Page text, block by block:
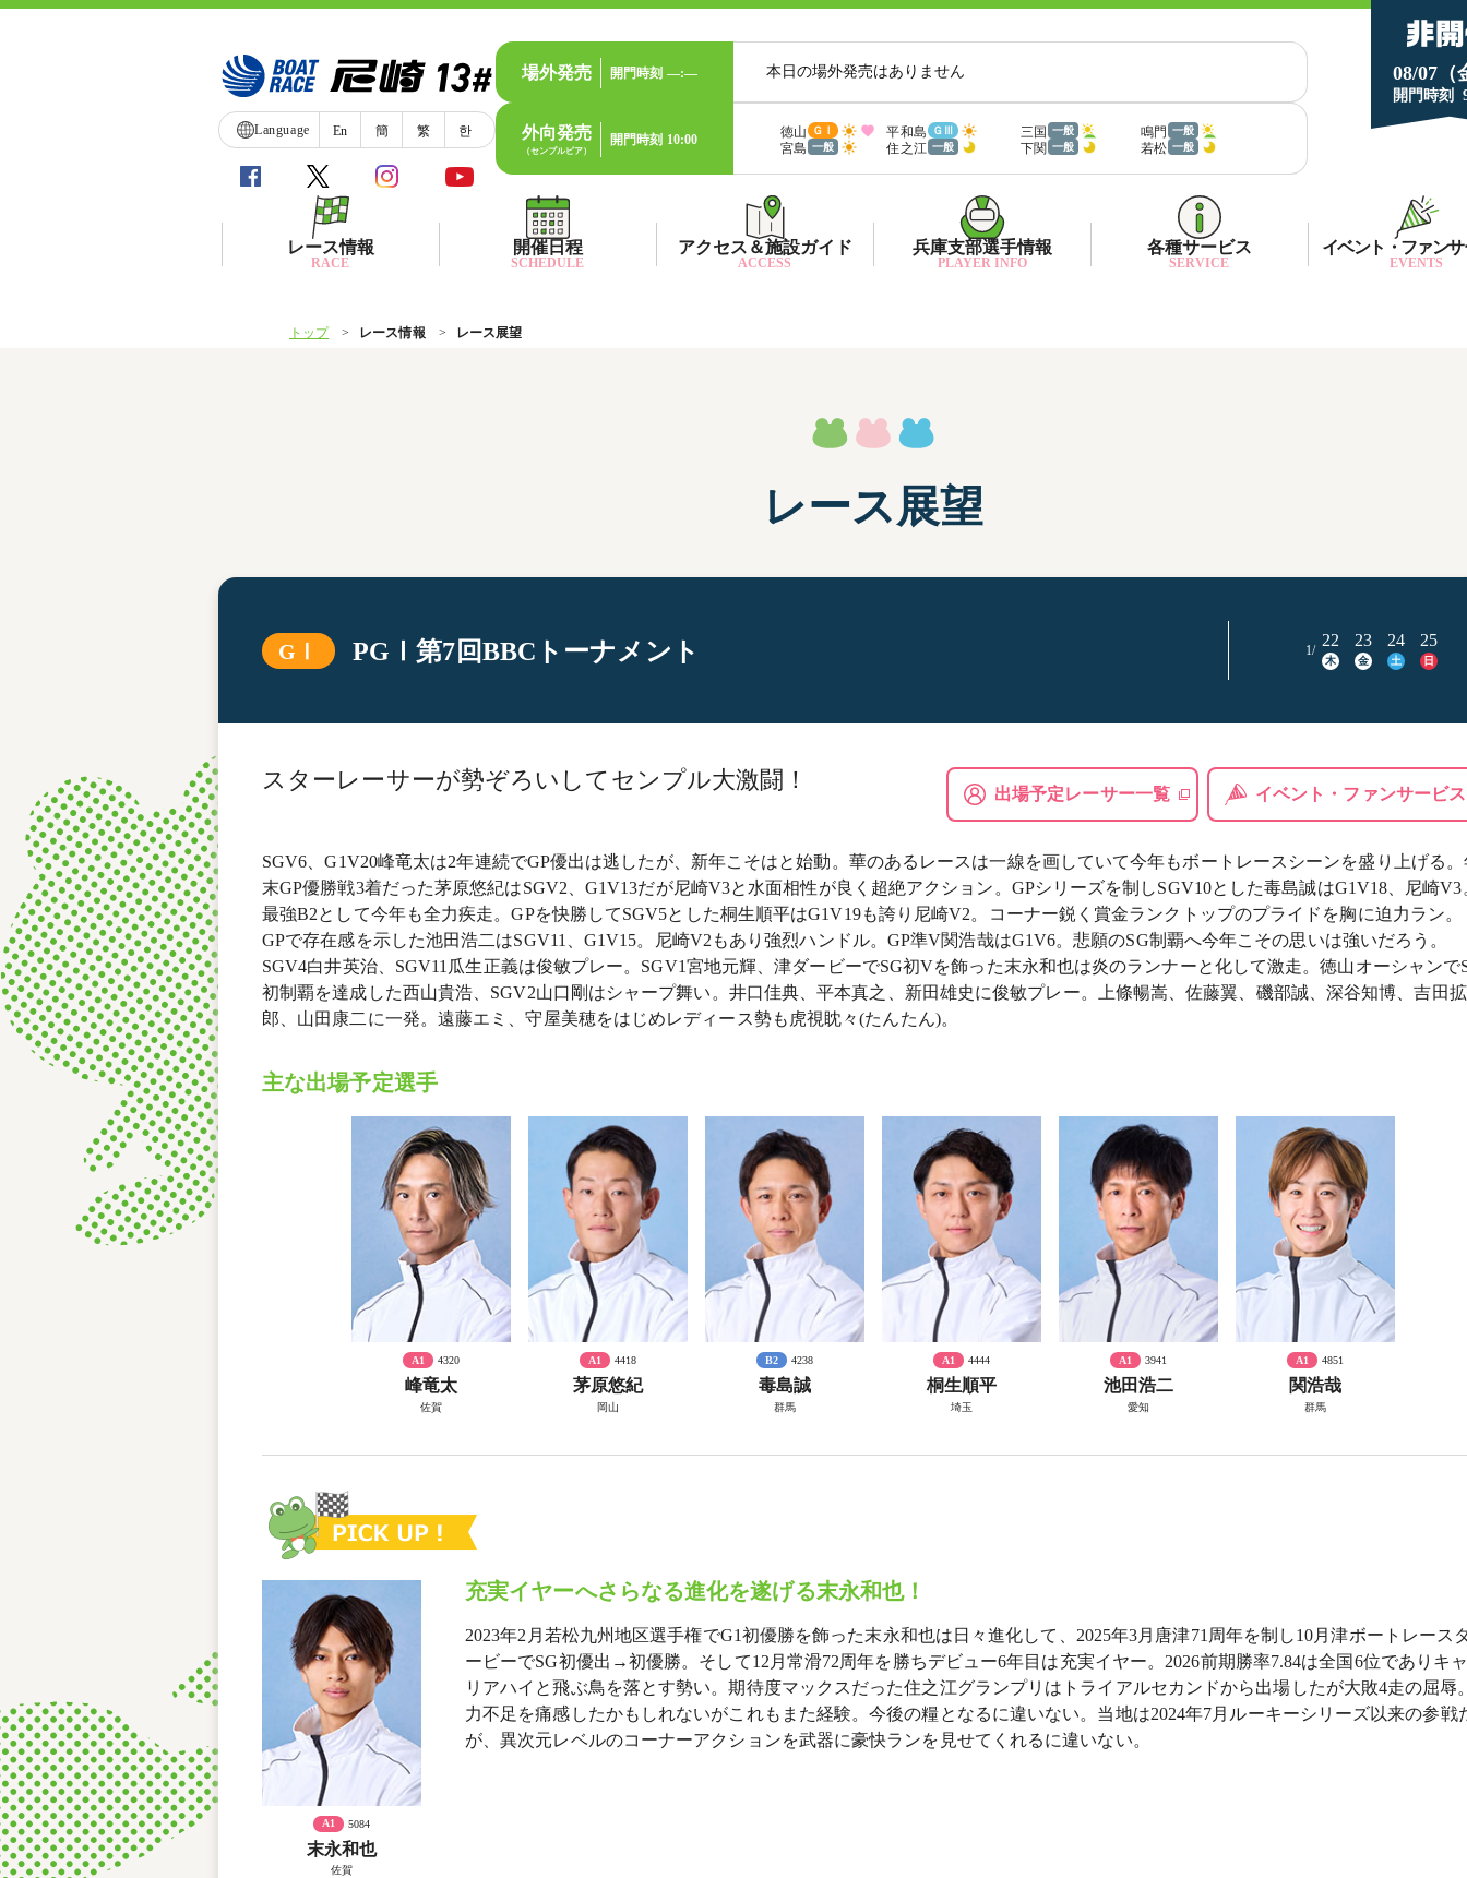
08/07（
開門時刻
Language En 簡 繁 한
場外発売 開門時刻 —:— 本日の場外発売はありません
外向発売
（センプルピア）
開門時刻 10:00 徳山 ＧⅠ 平和島 ＧⅢ 三国 一般 鳴門 一般
宮島 一般 住之江 一般 下関 一般 若松 一般
レース情報
RACE
前検タイムランキング
選手検索
開催日程
SCHEDULE
アクセス＆施設ガイド
ACCESS
ファン送迎バス時刻表
兵庫支部選手情報
PLAYER INFO
兵庫支部選手優勝実績
兵庫支部選手プロフィール一覧
各種サービス
SERVICE
ボートレース尼崎公式SNS
場内販売グッズ及び
紹介コーナー
イベント・ファン
EVENTS
トップ レース情報 レース展望
レース展望
GⅠ PGⅠ第7回BBCトーナメント 1/
22
木
23
金
24
土
25
日
スターレーサーが勢ぞろいしてセンプル大激闘！
出場予定レーサー一覧 イベント・ファンサービス
SGV6、G1V20峰竜太は2年連続でGP優出は逃したが、新年こそはと始動。華のあるレースは一線を画していて今年もボートレースシーンを盛り上げる。
末GP優勝戦3着だった茅原悠紀はSGV2、G1V13だが尼崎V3と水面相性が良く超絶アクション。GPシリーズを制しSGV10とした毒島誠はG1V18、尼崎V3
最強B2として今年も全力疾走。GPを快勝してSGV5とした桐生順平はG1V19も誇り尼崎V2。コーナー鋭く賞金ランクトップのプライドを胸に迫力ラン。
GPで存在感を示した池田浩二はSGV11、G1V15。尼崎V2もあり強烈ハンドル。GP準V関浩哉はG1V6。悲願のSG制覇へ今年こその思いは強いだろう。
SGV4白井英治、SGV11瓜生正義は俊敏プレー。SGV1宮地元輝、津ダービーでSG初Vを飾った末永和也は炎のランナーと化して激走。徳山オーシャンで
初制覇を達成した西山貴浩、SGV2山口剛はシャープ舞い。井口佳典、平本真之、新田雄史に俊敏プレー。上條暢嵩、佐藤翼、磯部誠、深谷知博、吉田拡
郎、山田康二に一発。遠藤エミ、守屋美穂をはじめレディース勢も虎視眈々(たんたん)。
主な出場予定選手
A1 4320
峰竜太
佐賀
A1 4418
茅原悠紀
岡山
B2 4238
毒島誠
群馬
A1 4444
桐生順平
埼玉
A1 3941
池田浩二
愛知
A1 4851
関浩哉
群馬
A1 5084
末永和也
佐賀
充実イヤーへさらなる進化を遂げる末永和也！
2023年2月若松九州地区選手権でG1初優勝を飾った末永和也は日々進化して、2025年3月唐津71周年を制し10月津ボートレース
ービーでSG初優出→初優勝。そして12月常滑72周年を勝ちデビュー6年目は充実イヤー。2026前期勝率7.84は全国6位でありキ
リアハイと飛ぶ鳥を落とす勢い。期待度マックスだった住之江グランプリはトライアルセカンドから出場したが大敗4走の屈辱
力不足を痛感したかもしれないがこれもまた経験。今後の糧となるに違いない。当地は2024年7月ルーキーシリーズ以来の参戦
が、異次元レベルのコーナーアクションを武器に豪快ランを見せてくれるに違いない。